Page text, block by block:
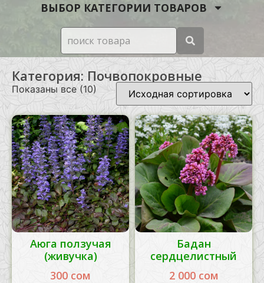
ВЫБОР КАТЕГОРИИ ТОВАРОВ
Категория: Почвопокровные
Показаны все (10)
Аюга ползучая
(живучка)
300 сом
Бадан
сердцелистный
2 000 сом